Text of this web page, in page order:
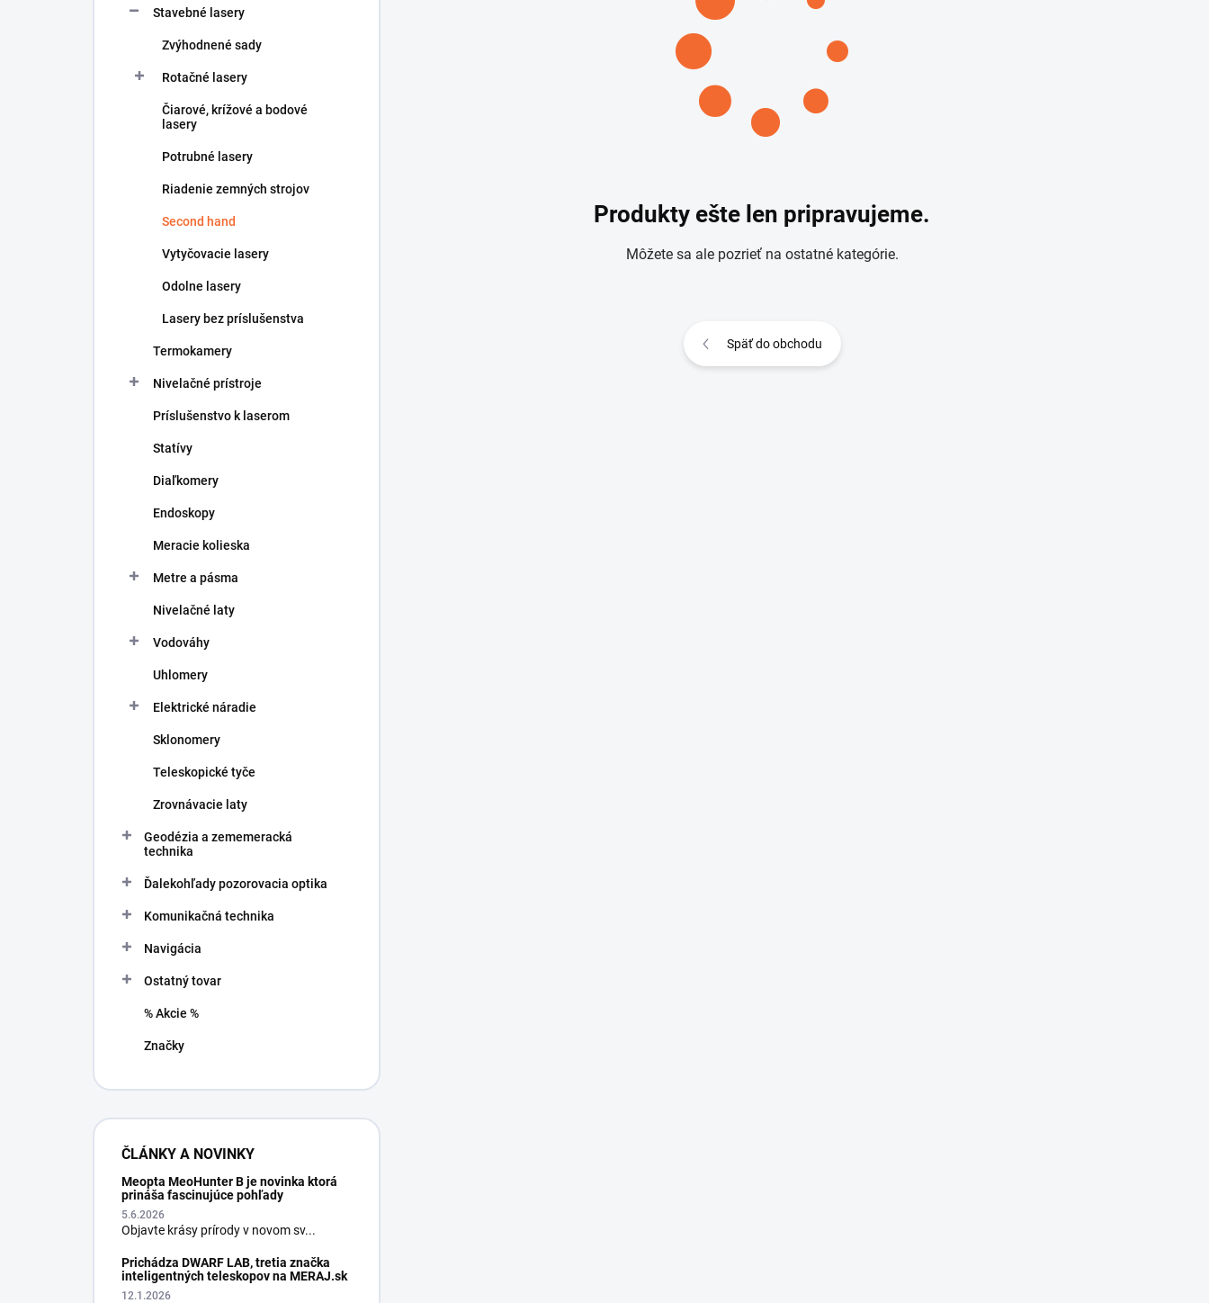
Stavebné lasery
Zvýhodnené sady
Rotačné lasery
Čiarové, krížové a bodové
lasery
Potrubné lasery
Riadenie zemných strojov
Second hand
Vytyčovacie lasery
Odolne lasery
Lasery bez príslušenstva
Termokamery
Nivelačné prístroje
Príslušenstvo k laserom
Statívy
Diaľkomery
Endoskopy
Meracie kolieska
Metre a pásma
Nivelačné laty
Vodováhy
Uhlomery
Elektrické náradie
Sklonomery
Teleskopické tyče
Zrovnávacie laty
Geodézia a zememeracká
technika
Ďalekohľady pozorovacia optika
Komunikačná technika
Navigácia
Ostatný tovar
% Akcie %
Značky
ČLÁNKY A NOVINKY
Meopta MeoHunter B je novinka ktorá
prináša fascinujúce pohľady
5.6.2026
Objavte krásy prírody v novom sv...
Prichádza DWARF LAB, tretia značka
inteligentných teleskopov na MERAJ.sk
12.1.2026
Produkty ešte len pripravujeme.
Môžete sa ale pozrieť na ostatné kategórie.
Späť do obchodu